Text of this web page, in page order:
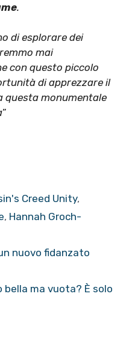
.
di esplorare dei
mai
con questo piccolo
di apprezzare il
questa monumentale
”
Creed Unity,
, Hannah Groch-
nuovo fidanzato
bella ma vuota? È solo